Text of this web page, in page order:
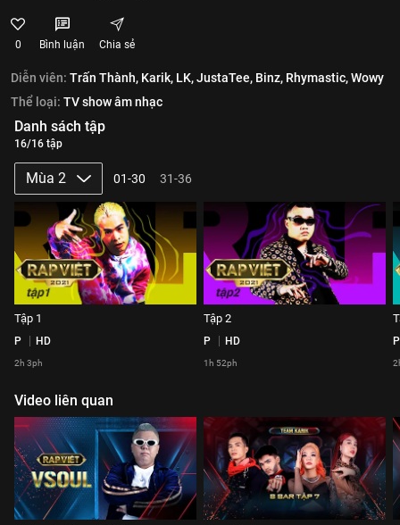
0 Bình luận Chia sẻ
Diễn viên: Trấn Thành, Karik, LK,JustaTee, Binz, Rhymastic,Wowy
Thể loại: TV show âm nhạc
Danh sách tập
16/16 tập
Mùa 2 01-30 31-36
Tập 1
P HD
2h 3ph
Tập 2
P HD
1h 52ph
P
Video liên quan